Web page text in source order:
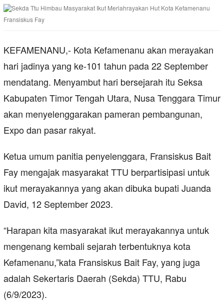
Fransiskus Fay
KEFAMENANU,- Kota Kefamenanu akan merayakan
hari jadinya yang ke-101 tahun pada 22 September
mendatang. Menyambut hari bersejarah itu Seksa
Kabupaten Timor Tengah Utara, Nusa Tenggara Timur
akan menyelenggarakan pameran pembangunan,
Expo dan pasar rakyat.
Ketua umum panitia penyelenggara, Fransiskus Bait
Fay mengajak masyarakat TTU berpartisipasi untuk
ikut merayakannya yang akan dibuka bupati Juanda
David, 12 September 2023.
“Harapan kita masyarakat ikut merayakannya untuk
mengenang kembali sejarah terbentuknya kota
Kefamenanu,”kata Fransiskus Bait Fay, yang juga
adalah Sekertaris Daerah (Sekda) TTU, Rabu
(6/9/2023).